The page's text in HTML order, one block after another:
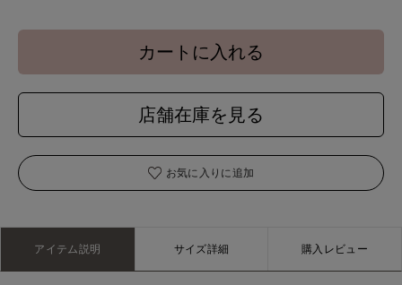
カートに入れる
店舗在庫を見る
お気に入りに追加
アイテム説明 サイズ詳細 購入レビュー